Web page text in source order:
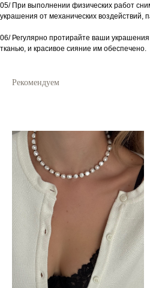
05/ При выполнении физических работ
украшения от механических воздействий,
06/ Регулярно протирайте ваши
тканью, и красивое сияние им обеспечено.
Рекомендуем